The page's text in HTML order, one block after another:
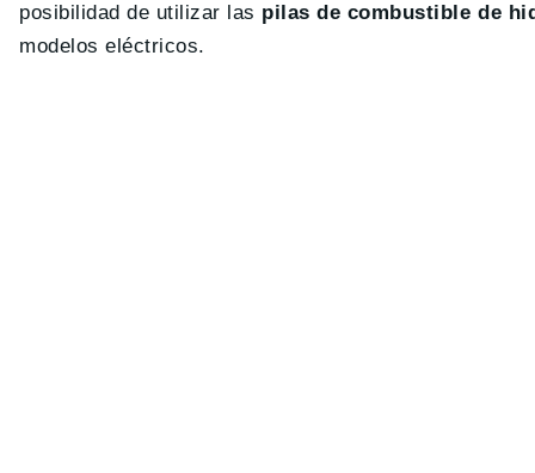
posibilidad de utilizar las pilas de combustible de
modelos eléctricos.